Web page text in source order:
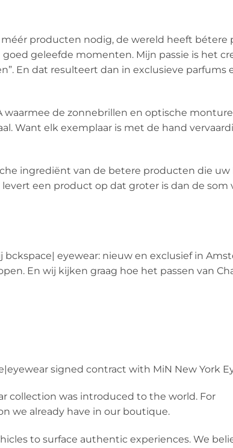
producten nodig, de wereld heeft bétere
geleefde momenten. Mijn passie is het
En dat resulteert dan in exclusieve parfums
waarmee de zonnebrillen en optische
Want elk exemplaar is met de hand
ingrediënt van de betere producten die uw
een product op dat groter is dan de som
eyewear: nieuw en exclusief in
En wij kijken graag hoe het passen van
signed contract with MiN New York
collection was introduced to the world. For
we already have in our boutique.
to surface authentic experiences. We